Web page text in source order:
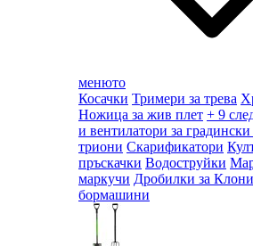
менюто
Косачки Тримери за трева
Ножица за жив плет + 9
и вентилатори за градински
триони Скарификатори
пръскачки Водоструйки
маркучи Дробилки за Клони
бормашини